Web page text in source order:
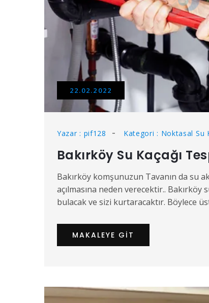
22.02.2022
Yazar : pif128 Kategori : Noktasal Su
Bakırköy Su Kaçağı
Bakırköy komşunuzun Tavanın da su
açılmasına neden verecektir.. Bakırköy
bulacak ve sizi kurtaracaktır. Böylece
MAKALEYE GIT